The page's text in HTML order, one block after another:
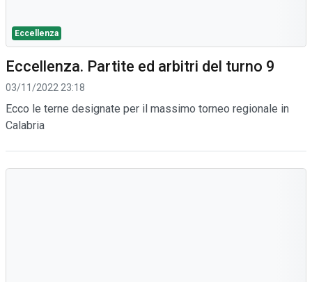
Eccellenza
Eccellenza. Partite ed arbitri del turno 9
03/11/2022 23:18
Ecco le terne designate per il massimo torneo regionale in
Calabria